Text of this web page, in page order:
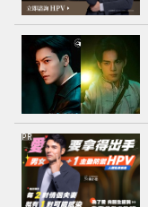
PR